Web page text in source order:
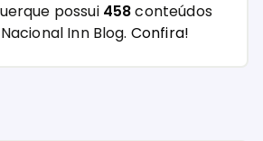
possui 458conteúdos
Inn Blog. Confira!